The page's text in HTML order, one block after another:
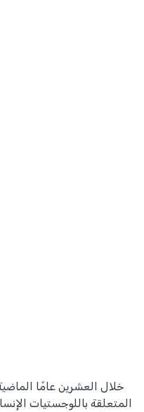
خلال العشرين عامًا
المتعلقة باللوجستيات